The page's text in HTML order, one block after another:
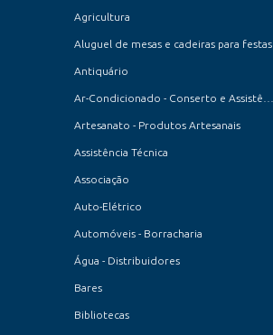
Agricultura
Aluguel de mesas e cadeiras para festas
Antiquário
Artesanato - Produtos Artesanais
Assistência Técnica
Associação
Auto-Elétrico
Automóveis - Borracharia
Água - Distribuidores
Bares
Bibliotecas